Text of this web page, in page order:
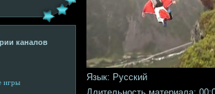
каналов
игры
Язык: Русский